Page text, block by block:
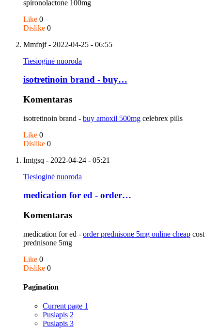
spironolactone 100mg
Like 0
Dislike 0
Mmfnjf- 2022-04-25 - 06:55
Tiesioginė nuoroda
isotretinoin brand - buy…
Komentaras
isotretinoin brand - buy amoxil 500mg celebrex pills
Like 0
Dislike 0
Imtgsq - 2022-04-24 - 05:21
Tiesioginė nuoroda
medication for ed - order…
Komentaras
medication for ed - order prednisone 5mg online cheap cost
prednisone 5mg
Like 0
Dislike 0
Pagination
Current page 1
Puslapis 2
Puslapis 3